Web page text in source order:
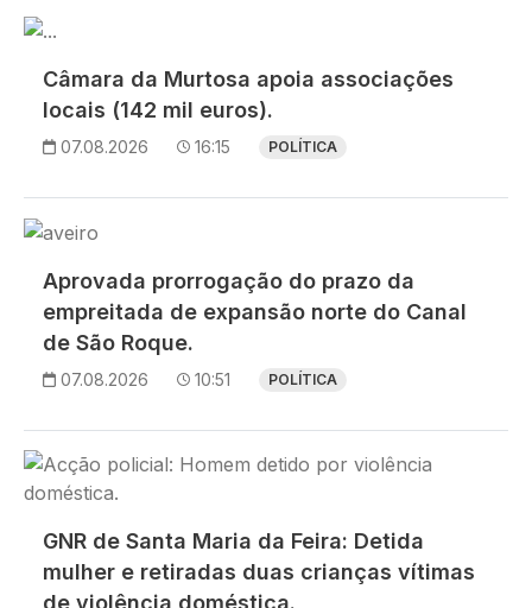
Imagem
Câmara da Murtosa apoia associações
locais (142 mil euros).
07.08.2026 16:15 POLÍTICA
Imagem
Aprovada prorrogação do prazo da
empreitada de expansão norte do Canal
de São Roque.
07.08.2026 10:51 POLÍTICA
Imagem
GNR de Santa Maria da Feira: Detida
mulher e retiradas duas crianças vítimas
de violência doméstica.